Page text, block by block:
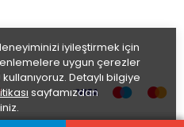
iyileştirmek için
uygun çerezler
Detaylı bilgiye
sayfamızdan